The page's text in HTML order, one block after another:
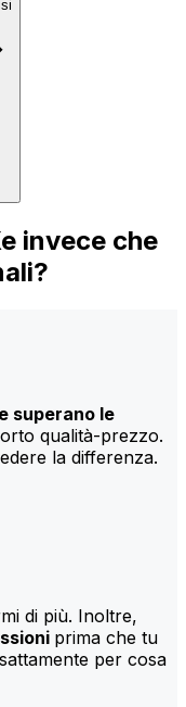
invece che
superano le
qualità-prezzo.
la differenza.
di più. Inoltre,
prima che tu
per cosa